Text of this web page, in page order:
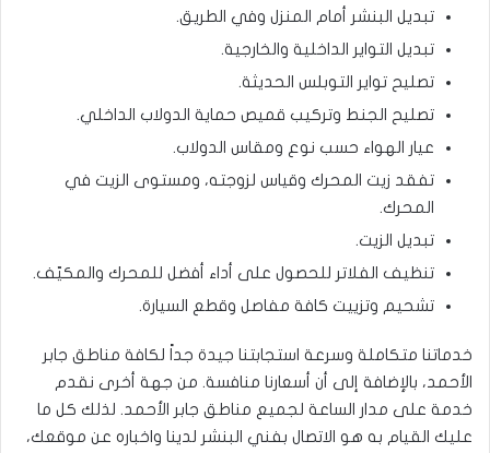
تبديل البنشر أمام المنزل وفي الطريق.
تبديل التواير الداخلية والخارجية.
تصليح تواير التوبلس الحديثة.
تصليح الجنط وتركيب قميص حماية الدولاب الداخلي.
عيار الهواء حسب نوع ومقاس الدولاب.
تفقد زيت المحرك وقياس لزوجته، ومستوى الزيت في
المحرك.
تبديل الزيت.
تنظيف الفلاتر للحصول على أداء أفضل للمحرك والمكيّف.
تشحيم وتزييت كافة مفاصل وقطع السيارة.
خدماتنا متكاملة وسرعة استجابتنا جيدة جداً لكافة مناطق جابر
الأحمد، بالإضافة إلى أن أسعارنا منافسة. من جهة أخرى نقدم
خدمة على مدار الساعة لجميع مناطق جابر الأحمد. لذلك كل ما
عليك القيام به هو الاتصال بفني البنشر لدينا واخباره عن موقعك،